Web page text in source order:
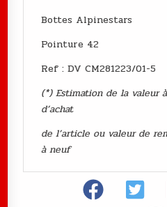
Bottes Alpinestars
Pointure 42
Ref : DV CM281223/01-5
(*) Estimation de la valeur
d’achat
de l’article ou valeur de
à neuf